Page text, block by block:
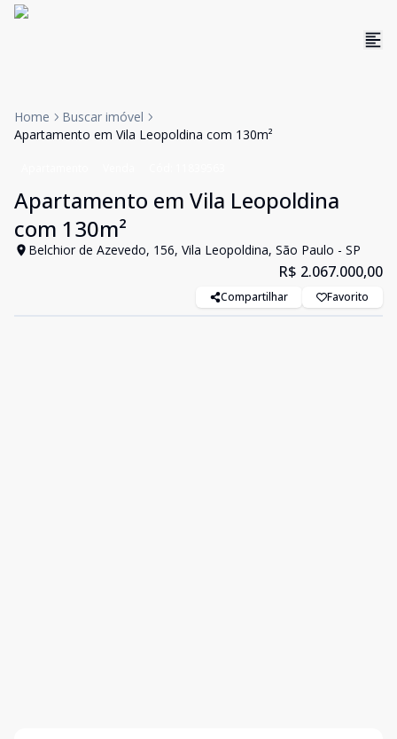
Home
Buscar imóvel
Apartamento em Vila Leopoldina com 130m²
Apartamento em Vila Leopoldina
com 130m²
Belchior de Azevedo, 156, Vila Leopoldina, São Paulo - SP
R$ 2.067.000,00
Compartilhar Favorito